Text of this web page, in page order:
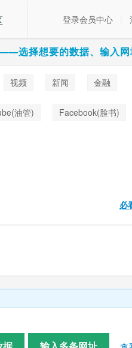
登录会员中心
选择想要的数据、输入网
视频 新闻
金融
油管) Facebook(脸书)
必